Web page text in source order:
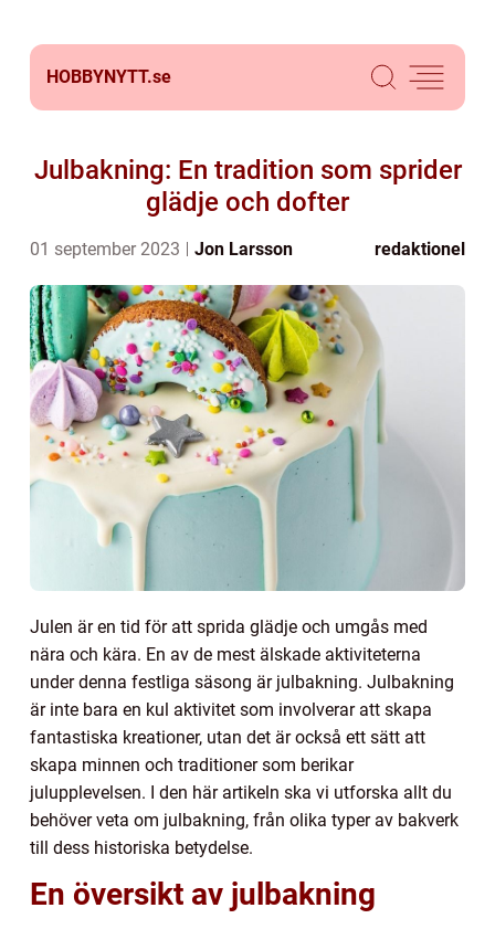
HOBBYNYTT.se
Julbakning: En tradition som sprider
glädje och dofter
01 september 2023 Jon Larsson redaktionel
Julen är en tid för att sprida glädje och umgås med
nära och kära. En av de mest älskade aktiviteterna
under denna festliga säsong är julbakning. Julbakning
är inte bara en kul aktivitet som involverar att skapa
fantastiska kreationer, utan det är också ett sätt att
skapa minnen och traditioner som berikar
julupplevelsen. I den här artikeln ska vi utforska allt du
behöver veta om julbakning, från olika typer av bakverk
till dess historiska betydelse.
En översikt av julbakning